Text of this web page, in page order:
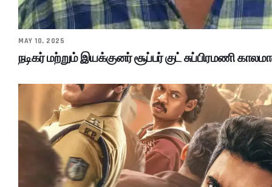
MAY 10, 2025
நடிகர் மற்றும் இயக்குனர் சூப்பர் குட் சுப்பிரமணி